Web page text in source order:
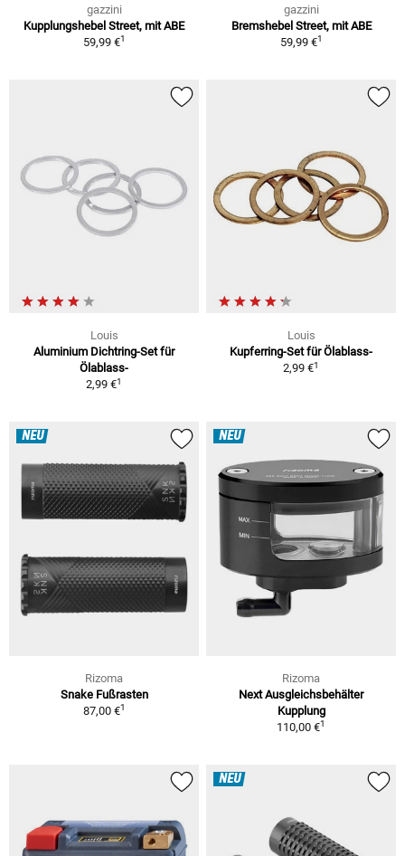
gazzini
Kupplungshebel Street, mit ABE
59,99 €1
gazzini
Bremshebel Street, mit ABE
59,99 €1
Louis
Aluminium Dichtring-Set für
Ölablass-
2,99 €1
Louis
Kupferring-Set für Ölablass-
2,99 €1
NEU
Rizoma
Snake Fußrasten
87,00 €1
NEU
Rizoma
Next Ausgleichsbehälter
Kupplung
110,00 €1
NEU